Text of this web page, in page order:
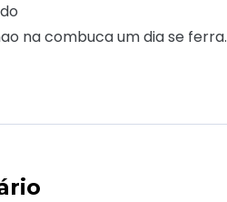
na combuca um dia se ferra.